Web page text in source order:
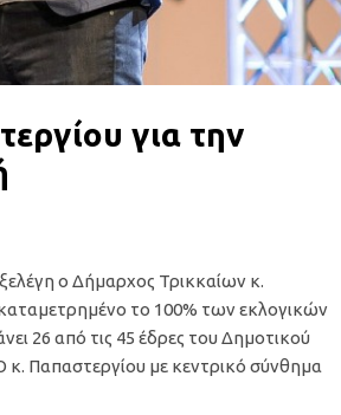
για την
ο Δήμαρχος Τρικκαίων κ.
το 100% των εκλογικών
26 από τις 45 έδρες του Δημοτικού
κ. Παπαστεργίου με κεντρικό σύνθημα